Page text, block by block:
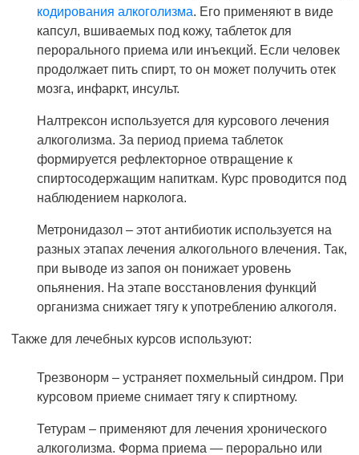
кодирования алкоголизма. Его применяют в виде
капсул, вшиваемых под кожу, таблеток для
перорального приема или инъекций. Если человек
продолжает пить спирт, то он может получить отек
мозга, инфаркт, инсульт.
Налтрексон используется для курсового лечения
алкоголизма. За период приема таблеток
формируется рефлекторное отвращение к
спиртосодержащим напиткам. Курс проводится под
наблюдением нарколога.
Метронидазол – этот антибиотик используется на
разных этапах лечения алкогольного влечения. Так,
при выводе из запоя он понижает уровень
опьянения. На этапе восстановления функций
организма снижает тягу к употреблению алкоголя.
Также для лечебных курсов используют:
Трезвонорм – устраняет похмельный синдром. При
курсовом приеме снимает тягу к спиртному.
Тетурам – применяют для лечения хронического
алкоголизма. Форма приема — перорально или